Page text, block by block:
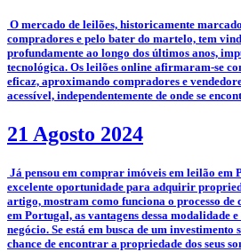
O mercado de leilões, historicamente
compradores e pelo bater do martelo, tem
profundamente ao longo dos últimos anos,
tecnológica. Os leilões online afirmaram-se
eficaz, aproximando compradores e
acessível, independentemente de onde se
21 Agosto 2024
Já pensou em comprar imóveis em leilão em
excelente oportunidade para adquirir
artigo, mostram como funciona o processo de
em Portugal, as vantagens dessa modalidade
negócio. Se está em busca de um investimento
chance de encontrar a propriedade dos seus